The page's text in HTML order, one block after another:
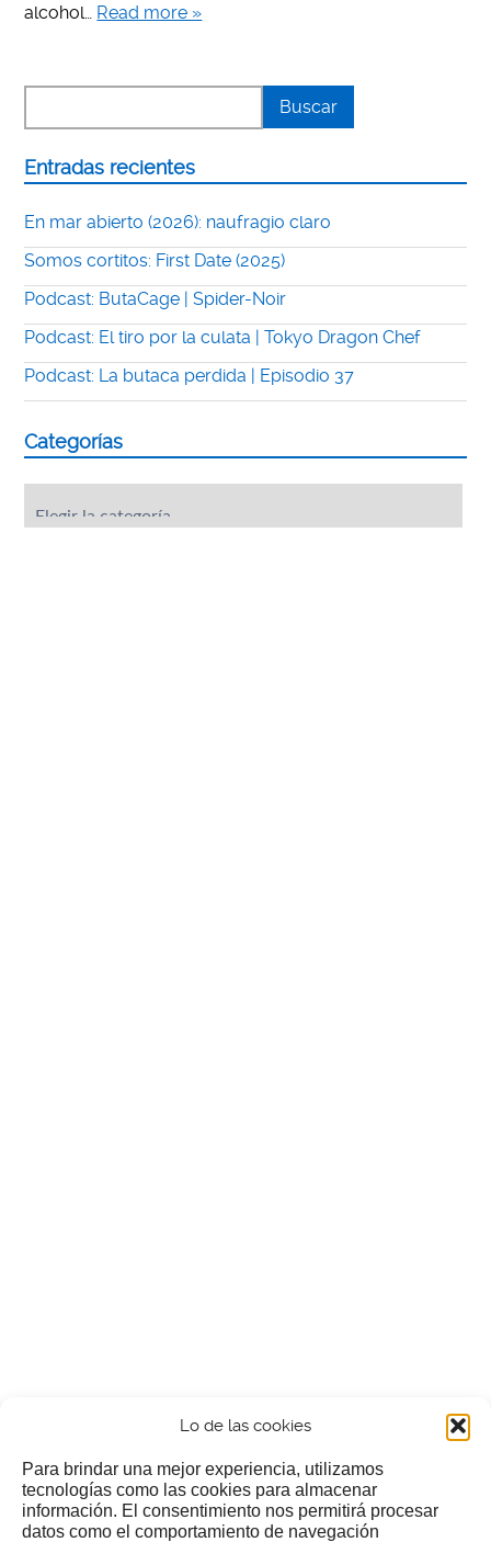
Lo de las cookies
Para brindar una mejor experiencia, utilizamos
tecnologías como las cookies para almacenar
información. El consentimiento nos permitirá procesar
datos como el comportamiento de navegación
alcohol… Read more »
Entradas recientes
En mar abierto (2026): naufragio claro
Somos cortitos: First Date (2025)
Podcast: ButaCage | Spider-Noir
Podcast: El tiro por la culata | Tokyo Dragon Chef
Podcast: La butaca perdida | Episodio 37
Categorías
¿Nos invitas a un cafecillo?